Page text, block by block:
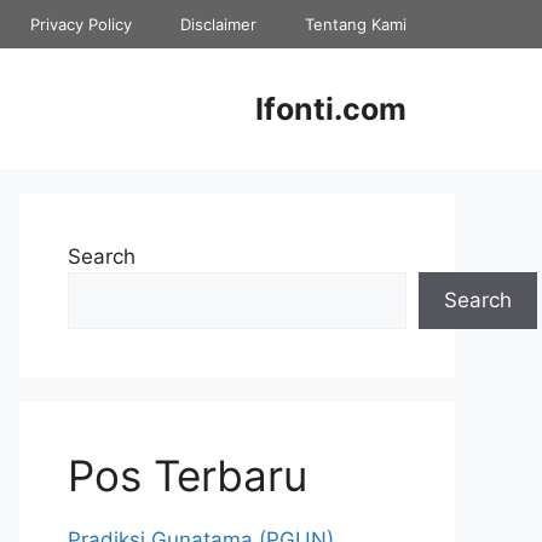
Privacy Policy Disclaimer Tentang Kami
Ifonti.com
Search
Search
Pos Terbaru